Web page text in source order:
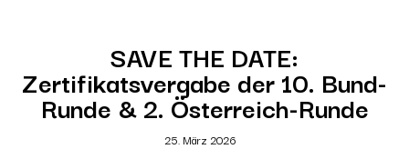
SAVE THE DATE:
Zertifikatsvergabe der 10. Bund-
Runde & 2. Österreich-Runde
25. März 2026